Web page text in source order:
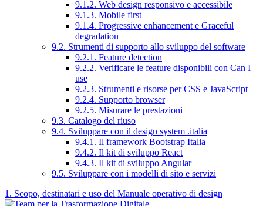
9.1.2. Web design responsivo e accessibile
9.1.3. Mobile first
9.1.4. Progressive enhancement e Graceful
degradation
9.2. Strumenti di supporto allo sviluppo del software
9.2.1. Feature detection
9.2.2. Verificare le feature disponibili con Can I
use
9.2.3. Strumenti e risorse per CSS e JavaScript
9.2.4. Supporto browser
9.2.5. Misurare le prestazioni
9.3. Catalogo del riuso
9.4. Sviluppare con il design system .italia
9.4.1. Il framework Bootstrap Italia
9.4.2. Il kit di sviluppo React
9.4.3. Il kit di sviluppo Angular
9.5. Sviluppare con i modelli di sito e servizi
1. Scopo, destinatari e uso del Manuale operativo di design